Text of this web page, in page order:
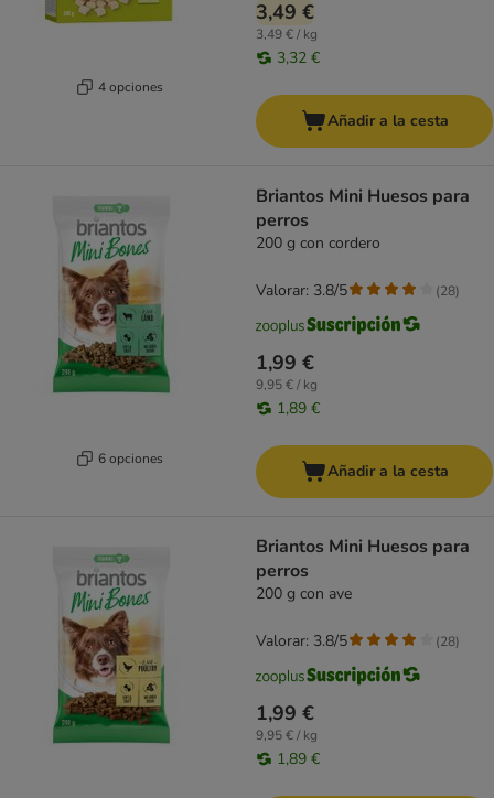
4 opciones
3,49 €
3,49 € / kg
3,32 €
Añadir a la cesta
6 opciones
Briantos Mini Huesos para
perros
200 g con cordero
1,99 €
9,95 € / kg
1,89 €
Valorar: 3.8/5 (28)
Añadir a la cesta
Briantos Mini Huesos para
perros
200 g con ave
1,99 €
9,95 € / kg
1,89 €
Valorar: 3.8/5 (28)